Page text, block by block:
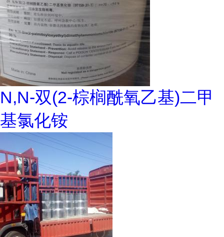
N,N-双(2-棕榈酰氧乙基)二甲
基氯化铵